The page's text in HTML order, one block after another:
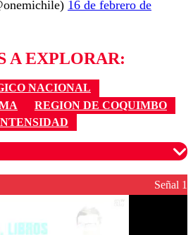
16 de febrero de
A EXPLORAR:
NACIONAL
REGION DE COQUIMBO
moderados para garantizar un
Señal 1